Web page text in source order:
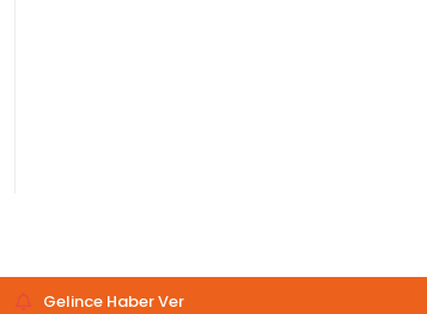
Gelince Haber Ver